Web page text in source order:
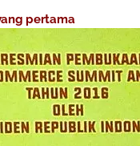
pertama